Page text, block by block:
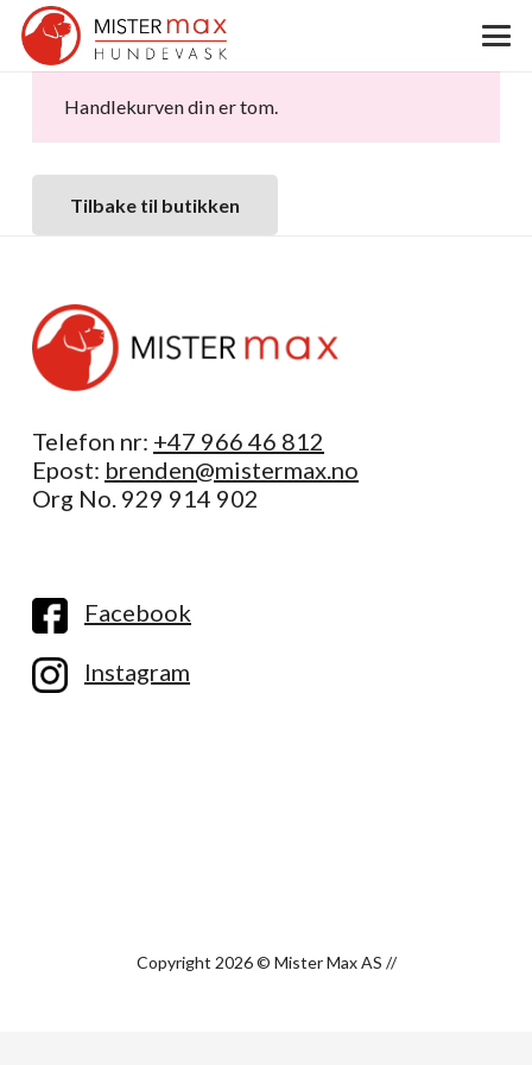
Handlekurven din er tom.
Tilbake til butikken
Telefon nr: +47 966 46 812
Epost: brenden@mistermax.no
Org No. 929 914 902
Facebook
Instagram
Copyright 2026 © Mister Max AS //